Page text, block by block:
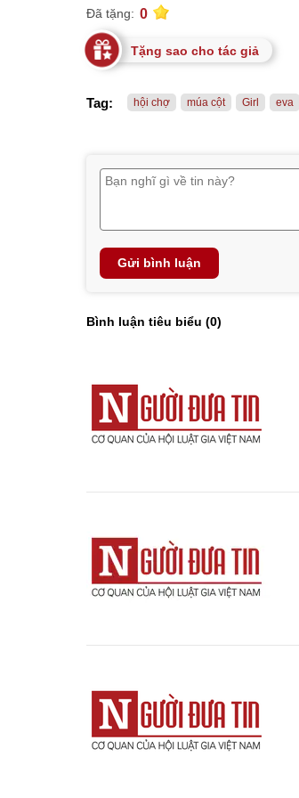
Đã tặng: 0
Tặng sao cho tác giả
Tag: hội chợ múa cột Girl eva
Gửi bình luận
Bình luận tiêu biểu (0)